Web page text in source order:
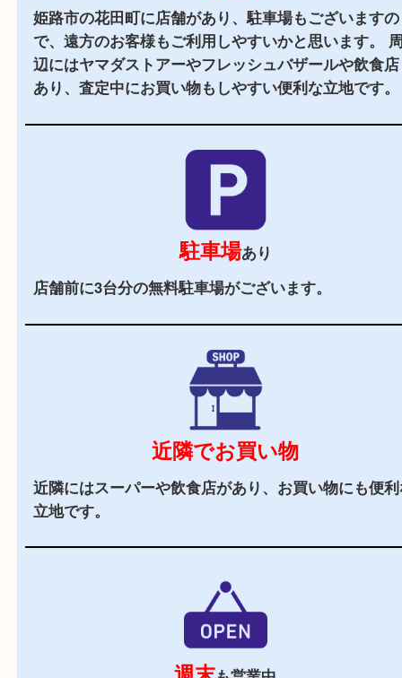
当店の特徴
全国2,000店舗以上
全国展開している買取大吉！初めて買取店をご利
立地
辺にはヤマダストアーやフレッシュバザールや
あり、査定中にお買い物もしやすい便利な立地